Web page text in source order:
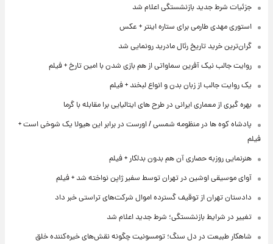
جزئیات شرط جدید بازنشستگی اعلام شد
استوری مهدی طارمی برای ستاره اینتر + عکس
گران‌ترین خرید تاریخ رئال مادرید رونمایی شد
روایت جالب نیک آفرین سماواتی از هم بازی شدن با امین تارخ + فیلم
یک روایت جالب از زبان بدن و انواع لبخند + فیلم
بهره گیری از معماری ایرانی در طرح های ایتالیایی برا مقابله با گرما
پادشاه کوه ها در منظومه شمسی / اورست در برابر این هیولا یک شوخی است +
فیلم
هنرنمایی روزبه حصاری آن هم بدون بدلکار + فیلم
آوای موسیقی اوشین در تهران توسط سفیر ژاپن نواخته شد + فیلم
دادستان تهران از توقیف گسترده اموال شرکت‌های تراستی خبر داد
تغییر در شرایط بازنشستگی؛ شرط جدید اعلام شد
شاهکار طبیعت در دل سنگ؛ تومسونیت چگونه نقش‌های خیره‌کننده خلق